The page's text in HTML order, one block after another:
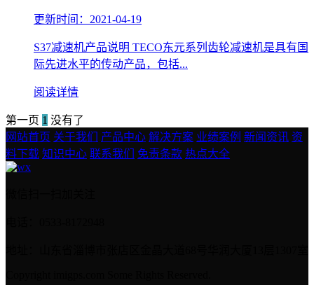
更新时间：2021-04-19
S37减速机产品说明 TECO东元系列齿轮减速机是具有国
际先进水平的传动产品，包括...
阅读详情
第一页 1 没有了
网站首页 关于我们 产品中心 解决方案 业绩案例 新闻资讯 资
料下载 知识中心 联系我们 免责条款 热点大全